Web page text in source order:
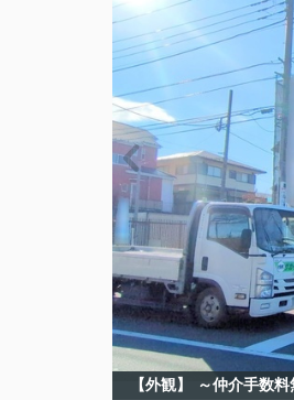
【外観】 ～仲介手数